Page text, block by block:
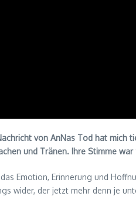
von AnNas Tod hat mich
und Tränen. Ihre Stimme war
Emotion, Erinnerung und
wider, der jetzt mehr denn je